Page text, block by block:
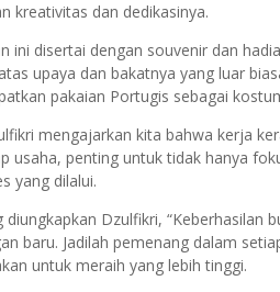
kreativitas dan dedikasinya.
ini disertai dengan souvenir dan
upaya dan bakatnya yang luar
pakaian Portugis sebagai
mengajarkan kita bahwa kerja
usaha, penting untuk tidak hanya
yang dilalui.
diungkapkan Dzulfikri, “Keberhasilan
baru. Jadilah pemenang dalam
untuk meraih yang lebih tinggi.